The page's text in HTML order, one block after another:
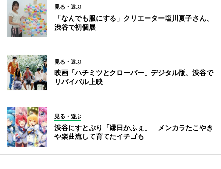
見る・遊ぶ
「なんでも服にする」クリエーター塩川夏子さん、
渋谷で初個展
見る・遊ぶ
映画「ハチミツとクローバー」デジタル版、渋谷で
リバイバル上映
見る・遊ぶ
渋谷にすとぷり「縁日かふぇ」 メンカラたこやき
や楽曲流して育てたイチゴも